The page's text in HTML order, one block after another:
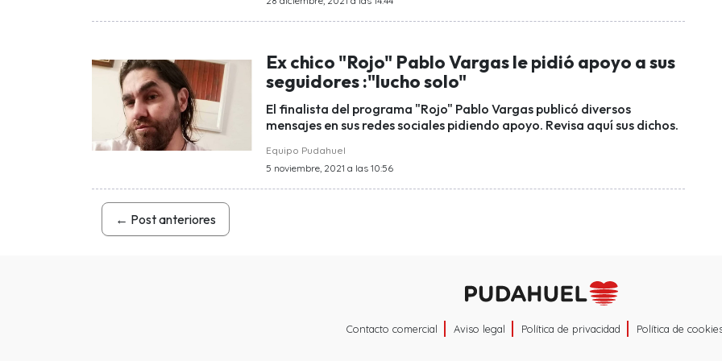
Ex chico "Rojo" Pablo Vargas le pidió apoyo a sus
seguidores :"lucho solo"
El finalista del programa "Rojo" Pablo Vargas publicó diversos
mensajes en sus redes sociales pidiendo apoyo. Revisa aquí sus dichos.
Equipo Pudahuel
5 noviembre, 2021 a las 10:56
← Post anteriores
Contacto comercial Aviso legal Política de privacidad Política de